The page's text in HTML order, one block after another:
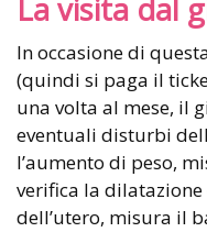
La visita dal
In occasione di
(quindi si paga il
una volta al mese, il
eventuali disturbi
l’aumento di peso,
verifica la
dell’utero, misura il